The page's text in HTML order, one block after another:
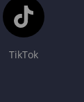
TikTok